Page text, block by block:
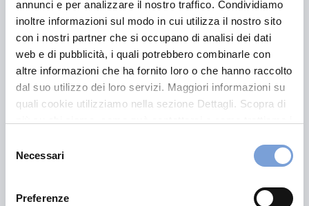
annunci e per analizzare il nostro traffico. Condividiamo
inoltre informazioni sul modo in cui utilizza il nostro sito
con i nostri partner che si occupano di analisi dei dati
web e di pubblicità, i quali potrebbero combinarle con
altre informazioni che ha fornito loro o che hanno raccolto
dal suo utilizzo dei loro servizi. Maggiori informazioni su
quali cookie utilizziamo nella sezione Dettagli. Scopra di
può trovare nel footer del sito nella sezione "Informativa
delNecessari
Preferenze
Polizze vita e ISEE: quali vanno
Scopri se
devono essere dichiarate
imponibile.
per saperne di